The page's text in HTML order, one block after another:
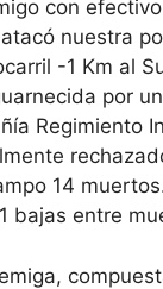
con
nuestra
-1 Km al
por
Regimiento
14
bajas entre